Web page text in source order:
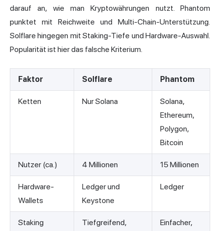
darauf an, wie man Kryptowährungen nutzt. Phantom
punktet mit Reichweite und Multi-Chain-Unterstützung.
Solflare hingegen mit Staking-Tiefe und Hardware-Auswahl.
Popularität ist hier das falsche Kriterium.
Faktor Solflare Phantom
Ketten Nur Solana
Solana,
Ethereum,
Polygon,
Bitcoin
Nutzer (ca.) 4 Millionen 15 Millionen
Hardware-
Wallets
Ledger und
Keystone
Ledger
Staking Tiefgreifend, Einfacher,